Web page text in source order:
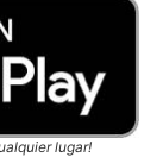
lugar!